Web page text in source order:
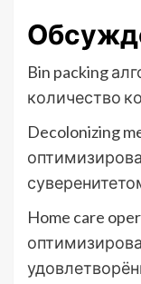
Bin packing
количество
Decolonizing
Home care